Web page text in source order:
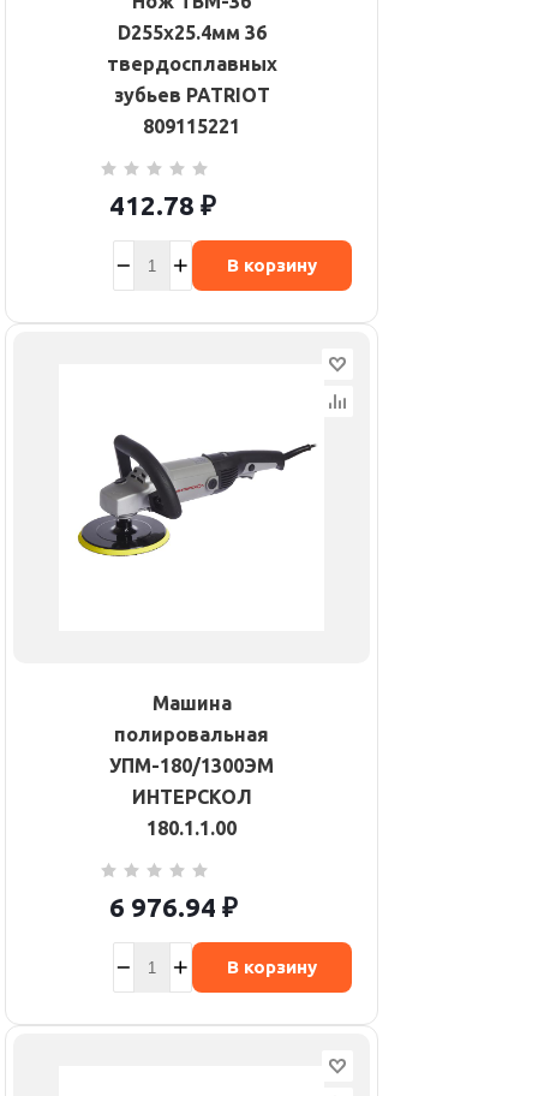
D255х25.4мм 36
твердосплавных
зубьев PATRIOT
809115221
412.78 ₽
В корзину
Машина
полировальная
УПМ-180/1300ЭМ
ИНТЕРСКОЛ
180.1.1.00
6 976.94 ₽
В корзину